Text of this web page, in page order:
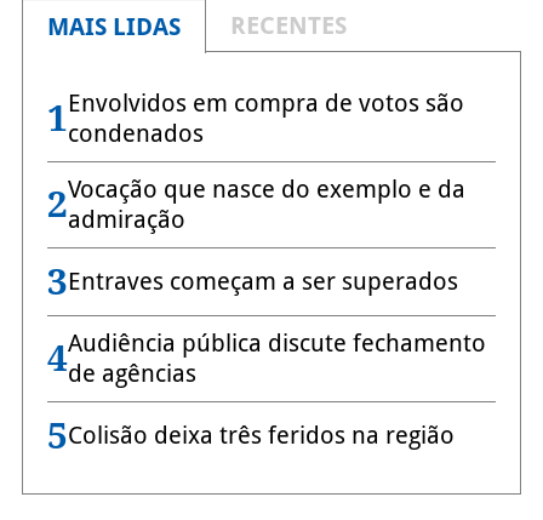
MAIS LIDAS
RECENTES
1Envolvidos em compra de votos são
condenados
2Vocação que nasce do exemplo e da
admiração
3Entraves começam a ser superados
4Audiência pública discute fechamento
de agências
5Colisão deixa três feridos na região